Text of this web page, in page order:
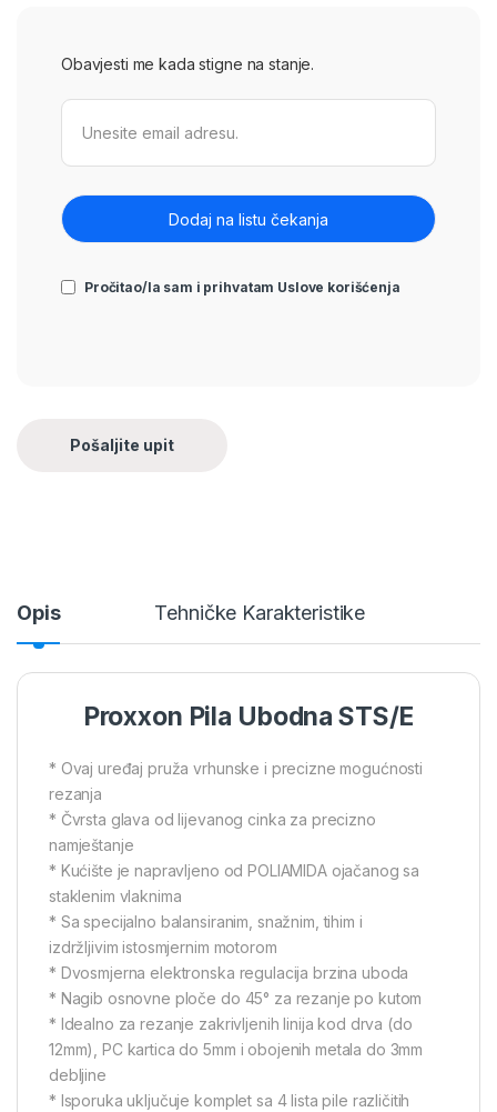
Obavjesti me kada stigne na stanje.
Pročitao/la sam i prihvatam Uslove korišćenja
Opis Tehničke Karakteristike
Proxxon Pila Ubodna STS/E
* Ovaj uređaj pruža vrhunske i precizne mogućnosti
rezanja
* Čvrsta glava od lijevanog cinka za precizno
namještanje
* Kućište je napravljeno od POLIAMIDA ojačanog sa
staklenim vlaknima
* Sa specijalno balansiranim, snažnim, tihim i
izdržljivim istosmjernim motorom
* Dvosmjerna elektronska regulacija brzina uboda
* Nagib osnovne ploče do 45° za rezanje po kutom
* Idealno za rezanje zakrivljenih linija kod drva (do
12mm), PC kartica do 5mm i obojenih metala do 3mm
debljine
* Isporuka uključuje komplet sa 4 lista pile različitih